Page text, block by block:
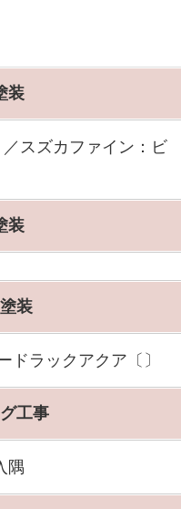
装
スズカファイン：ビ
装
装
ドラックアクア〔〕
工事
入隅